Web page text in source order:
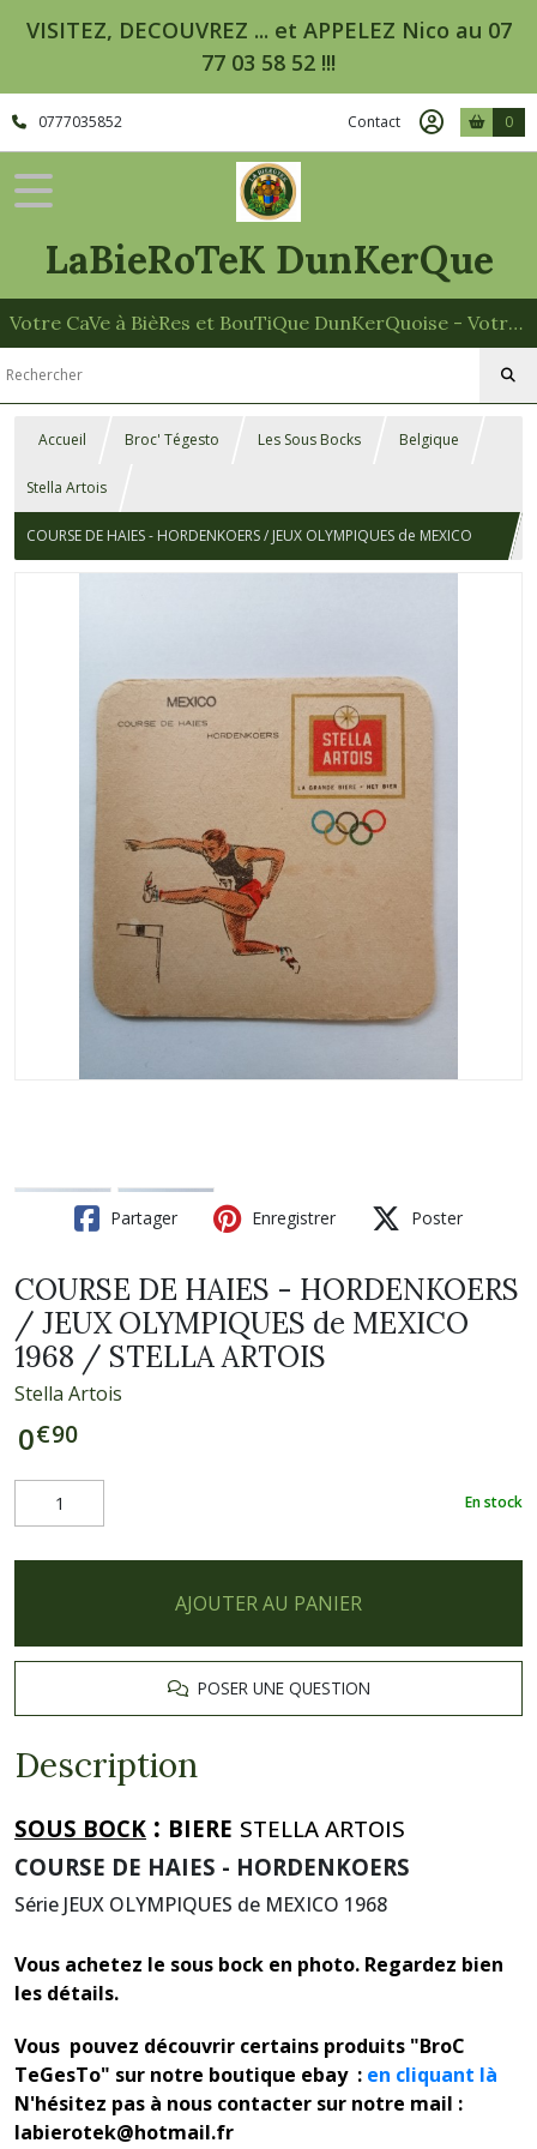
VISITEZ, DECOUVREZ ... et APPELEZ Nico au 07
77 03 58 52 !!!
0777035852 Contact 0
LaBieRoTeK DunKerQue
Votre CaVe à BièRes et BouTiQue DunKerQuoise - Votre Spécialiste des Paniers Garnis
Accueil Broc' Tégesto Les Sous Bocks Belgique
Stella Artois
COURSE DE HAIES - HORDENKOERS / JEUX OLYMPIQUES de MEXICO
Partager Enregistrer Poster
COURSE DE HAIES - HORDENKOERS
/ JEUX OLYMPIQUES de MEXICO
1968 / STELLA ARTOIS
Stella Artois
0€90
En stock
AJOUTER AU PANIER
POSER UNE QUESTION
Description
SOUS BOCK : BIERE STELLA ARTOIS
COURSE DE HAIES - HORDENKOERS
Série JEUX OLYMPIQUES de MEXICO 1968
Vous achetez le sous bock en photo. Regardez bien
les détails.
Vous pouvez découvrir certains produits "BroC
TeGesTo" sur notre boutique ebay : en cliquant là
N'hésitez pas à nous contacter sur notre mail :
labierotek@hotmail.fr